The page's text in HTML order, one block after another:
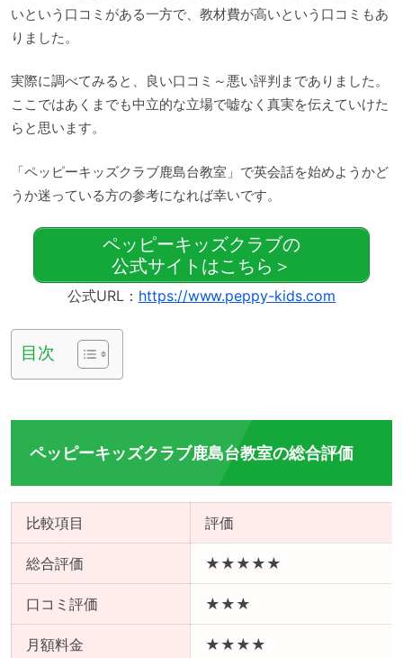
いという口コミがある一方で、教材費が高いという口コミもあ
りました。
実際に調べてみると、良い口コミ～悪い評判までありました。
ここではあくまでも中立的な立場で嘘なく真実を伝えていけた
らと思います。
「ペッピーキッズクラブ鹿島台教室」で英会話を始めようかど
うか迷っている方の参考になれば幸いです。
ペッピーキッズクラブの
公式サイトはこちら＞
公式URL： https://www.peppy-kids.com
目次
ペッピーキッズクラブ鹿島台教室の総合評価
比較項目 評価
総合評価 ★★★★★
口コミ評価 ★★★
月額料金 ★★★★